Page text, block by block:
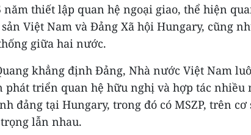
thiết lập quan hệ ngoại giao, thể hiện
Việt Nam và Đảng Xã hội Hungary, cũng
giữa hai nước.
khẳng định Đảng, Nhà nước Việt Nam
phát triển quan hệ hữu nghị và hợp tác nhiều
đảng tại Hungary, trong đó có MSZP, trên cơ
lẫn nhau.